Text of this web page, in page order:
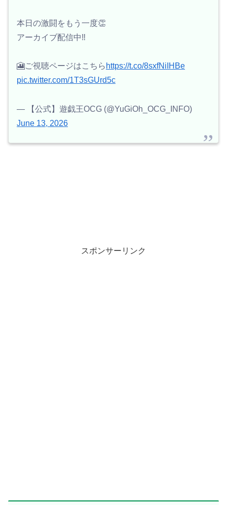
本日の激闘をもう一度👏
アーカイブ配信中‼️
🎦ご視聴ページはこちら https://t.co/8sxfNiIHBe
pic.twitter.com/1T3sGUrd5c
— 【公式】遊戯王OCG (@YuGiOh_OCG_INFO)
June 13, 2026
スポンサーリンク